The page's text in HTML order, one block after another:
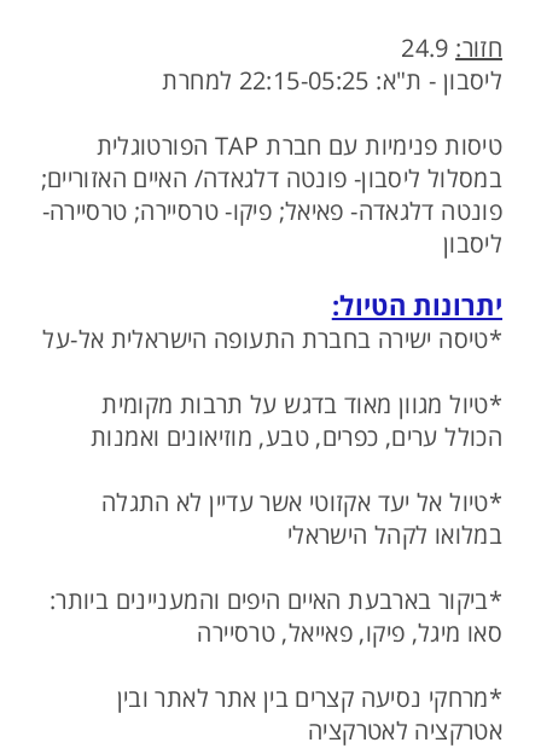
חזור:
ליסבון - ת"א: 22:15-05:25 למחרת
טיסות פנימיות עם חברת TAP הפורטוגלית
במסלול ליסבון- פונטה דלגאדה/ האיים האזוריים;
פונטה דלגאדה- פאיאל; פיקו- טרסיירה; טרסיירה-
ליסבון
יתרונות הטיול:
*טיסה ישירה בחברת התעופה הישראלית אל-על
*טיול מגוון מאוד בדגש על תרבות מקומית
הכולל ערים, כפרים, טבע, מוזיאונים ואמנות
*טיול אל יעד אקזוטי אשר עדיין לא התגלה
במלואו לקהל הישראלי
*ביקור בארבעת האיים היפים והמעניינים ביותר:
סאו מיגל, פיקו, פאייאל, טרסיירה
*מרחקי נסיעה קצרים בין אתר לאתר ובין
אטרקציה לאטרקציה